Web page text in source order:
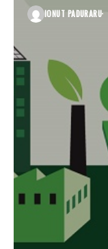
IONUT PADURARU